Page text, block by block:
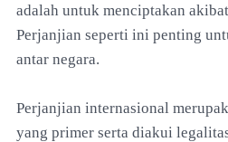
adalah untuk menciptakan
Perjanjian seperti ini penting
antar negara.
Perjanjian internasional
yang primer serta diakui